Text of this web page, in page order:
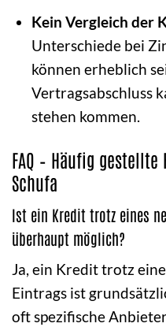
Kein Vergleich der
Unterschiede bei
können erheblich
Vertragsabschluss
stehen kommen.
FAQ – Häufig
Schufa
Ist ein Kredit trotz eines
überhaupt möglich?
Ja, ein Kredit trotz
Eintrags ist
oft spezifische